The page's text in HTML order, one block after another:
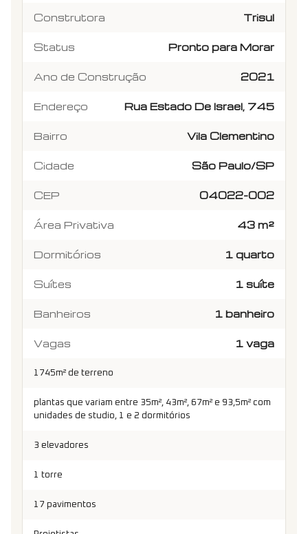
Construtora Trisul
Status Pronto para Morar
Ano de Construção 2021
Endereço Rua Estado De Israel, 745
Bairro Vila Clementino
Cidade São Paulo/SP
CEP 04022-002
Área Privativa 43 m²
Dormitórios 1 quarto
Suítes 1 suíte
Banheiros 1 banheiro
Vagas 1 vaga
1745m² de terreno
plantas que variam entre 35m², 43m², 67m² e 93,5m² com
unidades de studio, 1 e 2 dormitórios
3 elevadores
1 torre
17 pavimentos